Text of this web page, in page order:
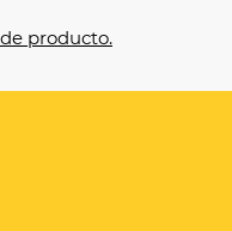
producto.